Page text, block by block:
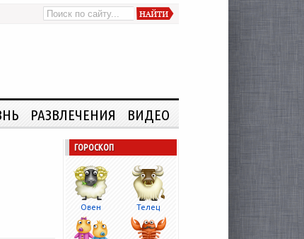
РАЗВЛЕЧЕНИЯ ВИДЕО
ГОРОСКОП
Овен Телец